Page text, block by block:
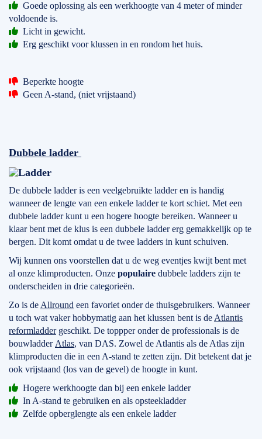
Goede oplossing als een werkhoogte van 4 meter of minder
voldoende is.
Licht in gewicht.
Erg geschikt voor klussen in en rondom het huis.
Beperkte hoogte
Geen A-stand, (niet vrijstaand)
Dubbele ladder
De dubbele ladder is een veelgebruikte ladder en is handig
wanneer de lengte van een enkele ladder te kort schiet. Met een
dubbele ladder kunt u een hogere hoogte bereiken. Wanneer u
klaar bent met de klus is een dubbele ladder erg gemakkelijk op te
bergen. Dit komt omdat u de twee ladders in kunt schuiven.
Wij kunnen ons voorstellen dat u de weg eventjes kwijt bent met
al onze klimproducten. Onze populaire dubbele ladders zijn te
onderscheiden in drie categorieën.
Zo is de Allround een favoriet onder de thuisgebruikers. Wanneer
u toch wat vaker hobbymatig aan het klussen bent is de Atlantis
reformladdergeschikt. De toppper onder de professionals is de
bouwladder Atlas, van DAS. Zowel de Atlantis als de Atlas zijn
klimproducten die in een A-stand te zetten zijn. Dit betekent dat je
ook vrijstaand (los van de gevel) de hoogte in kunt.
Hogere werkhoogte dan bij een enkele ladder
In A-stand te gebruiken en als opsteekladder
Zelfde opberglengte als een enkele ladder